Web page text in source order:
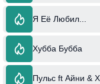
Я Её Любил...
Хубба Бубба
Пульс ft Айни &